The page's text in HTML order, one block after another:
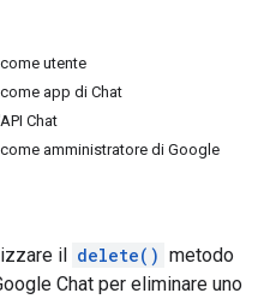
utente
app di Chat
Chat
amministratore di Google
il delete() metodo
Chat per eliminare uno